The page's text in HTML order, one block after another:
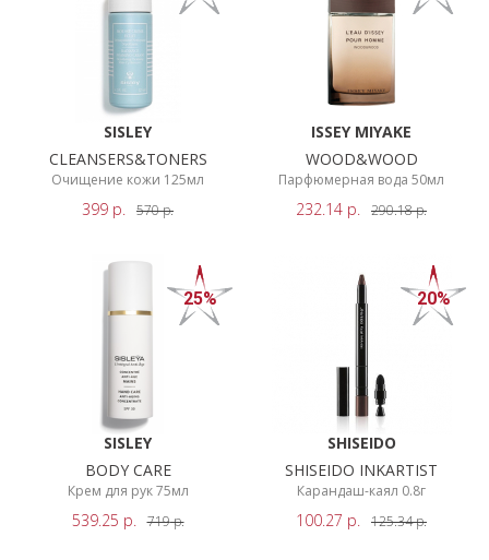
PACIFIQUE
РЕЗУЛЬТАТЫ
SISLEY
CLEANSERS&TONERS
Очищение кожи 125мл
399 р. 570р.
ISSEY MIYAKE
WOOD&WOOD
Парфюмерная вода 50мл
232.14 р. 290.18р.
25%
SISLEY
BODY CARE
Крем для рук 75мл
539.25 р. 719р.
20%
SHISEIDO
SHISEIDO INKARTIST
Карандаш-каял 0.8г
100.27 р. 125.34р.